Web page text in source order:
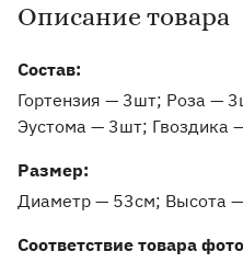
Информация о товаре и
Описание товара
Состав:
Гортензия — 3шт; Роза —
Эустома — 3шт; Гвоздика
Pазмер:
Диаметр — 53см Высота
Соответствие товара